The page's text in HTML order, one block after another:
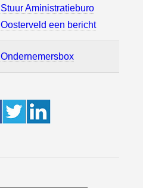
Stuur Aministratieburo
Oosterveld een bericht
Ondernemersbox